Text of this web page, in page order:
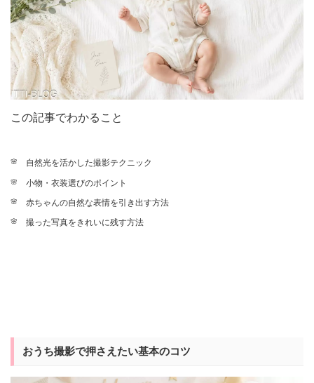
この記事でわかること
自然光を活かした撮影テクニック
小物・衣装選びのポイント
赤ちゃんの自然な表情を引き出す方法
撮った写真をきれいに残す方法
おうち撮影で押さえたい基本のコツ